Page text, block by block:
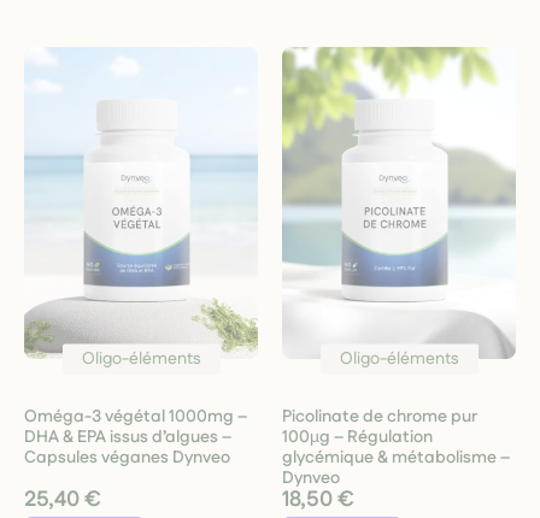
Oligo-éléments
Oméga-3 végétal 1000mg –
DHA & EPA issus d’algues –
Capsules véganes Dynveo
25,40 €
Oligo-éléments
Picolinate de chrome pur
100µg – Régulation
glycémique & métabolisme –
Dynveo
18,50 €